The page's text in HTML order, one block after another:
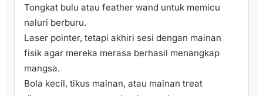
Tongkat bulu atau feather wand untuk memicu
naluri berburu.
Laser pointer, tetapi akhiri sesi dengan mainan
fisik agar mereka merasa berhasil menangkap
mangsa.
Bola kecil, tikus mainan, atau mainan treat